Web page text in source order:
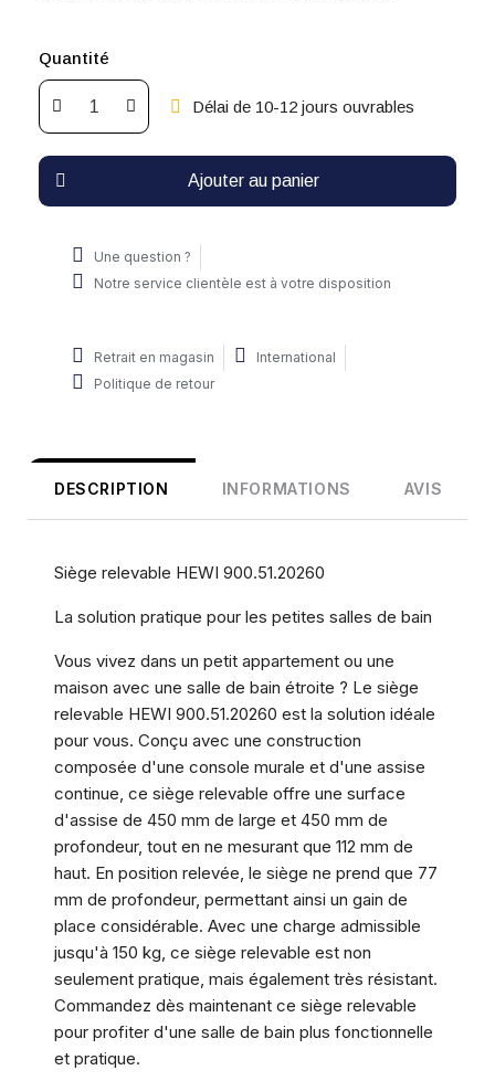
Quantité
Délai de 10-12 jours ouvrables
Ajouter au panier
Une question ?
Notre service clientèle est à votre disposition
Retrait en magasin
International
Politique de retour
DESCRIPTION INFORMATIONS AVIS
Siège relevable HEWI 900.51.20260
La solution pratique pour les petites salles de bain
Vous vivez dans un petit appartement ou une
maison avec une salle de bain étroite ? Le siège
relevable HEWI 900.51.20260 est la solution idéale
pour vous. Conçu avec une construction
composée d'une console murale et d'une assise
continue, ce siège relevable offre une surface
d'assise de 450 mm de large et 450 mm de
profondeur, tout en ne mesurant que 112 mm de
haut. En position relevée, le siège ne prend que 77
mm de profondeur, permettant ainsi un gain de
place considérable. Avec une charge admissible
jusqu'à 150 kg, ce siège relevable est non
seulement pratique, mais également très résistant.
Commandez dès maintenant ce siège relevable
pour profiter d'une salle de bain plus fonctionnelle
et pratique.